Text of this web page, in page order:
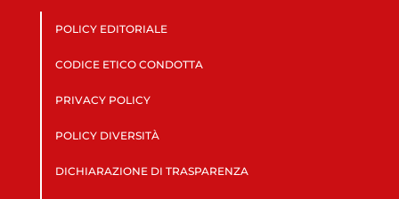
POLICY EDITORIALE
CODICE ETICO CONDOTTA
PRIVACY POLICY
POLICY DIVERSITÀ
DICHIARAZIONE DI TRASPARENZA